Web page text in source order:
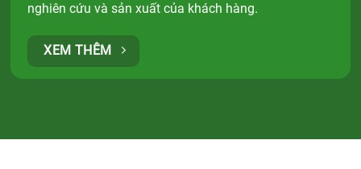
nghiên cứu và sản xuất của khách hàng.
XEM THÊM